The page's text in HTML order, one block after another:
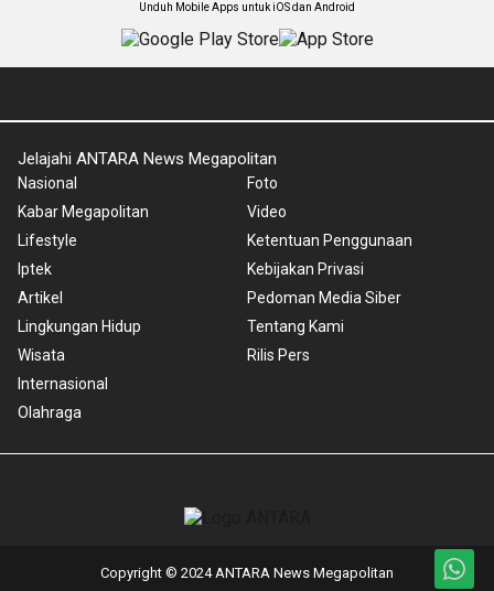
Unduh Mobile Apps untuk iOS dan Android
Jelajahi ANTARA News Megapolitan
Nasional
Kabar Megapolitan
Lifestyle
Iptek
Artikel
Lingkungan Hidup
Wisata
Internasional
Olahraga
Foto
Video
Ketentuan Penggunaan
Kebijakan Privasi
Pedoman Media Siber
Tentang Kami
Rilis Pers
Copyright © 2024 ANTARA News Megapolitan